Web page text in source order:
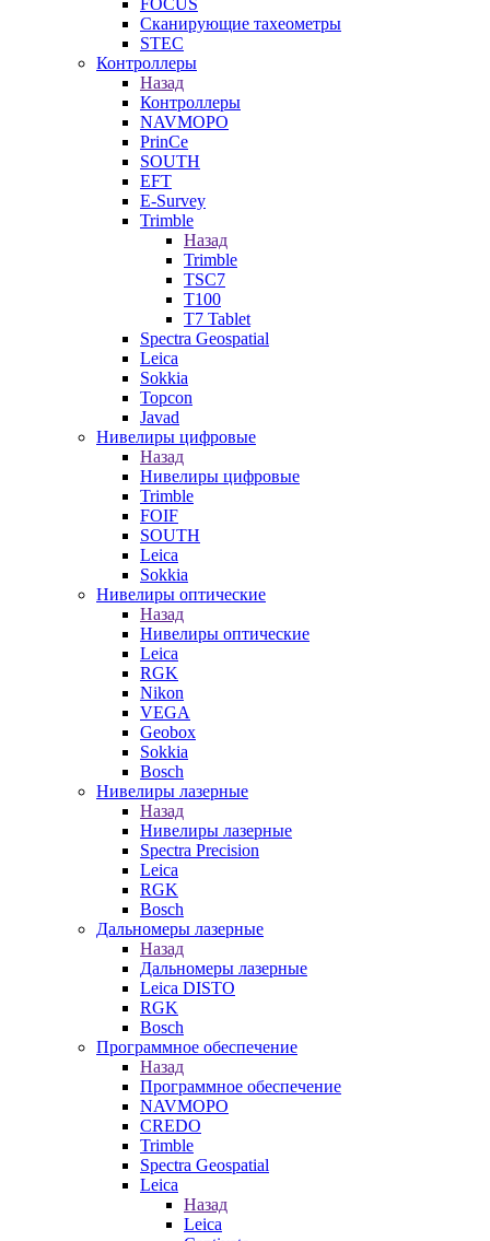
FOCUS
Сканирующие тахеометры
STEC
Контроллеры
Назад
Контроллеры
NAVMOPO
PrinCe
SOUTH
EFT
E-Survey
Trimble
Назад
Trimble
TSC7
T100
T7 Tablet
Spectra Geospatial
Leica
Sokkia
Topcon
Javad
Нивелиры цифровые
Назад
Нивелиры цифровые
Trimble
FOIF
SOUTH
Leica
Sokkia
Нивелиры оптические
Назад
Нивелиры оптические
Leica
RGK
Nikon
VEGA
Geobox
Sokkia
Bosch
Нивелиры лазерные
Назад
Нивелиры лазерные
Spectra Precision
Leica
RGK
Bosch
Дальномеры лазерные
Назад
Дальномеры лазерные
Leica DISTO
RGK
Bosch
Программное обеспечение
Назад
Программное обеспечение
NAVMOPO
CREDO
Trimble
Spectra Geospatial
Leica
Назад
Leica